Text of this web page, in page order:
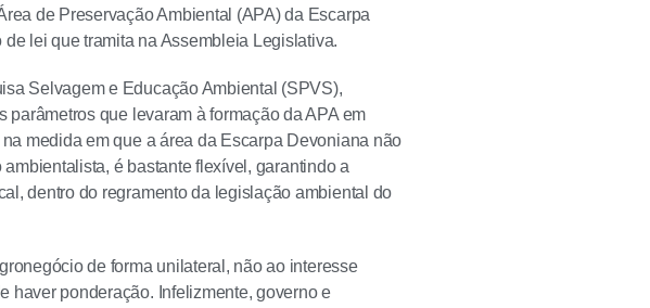
de Preservação Ambiental (APA) da Escarpa
lei que tramita na Assembleia Legislativa.
Selvagem e Educação Ambiental (SPVS),
que levaram à formação da APA em
medida em que a área da Escarpa Devoniana não
é bastante flexível, garantindo a
dentro do regramento da legislação ambiental do
de forma unilateral, não ao interesse
haver ponderação. Infelizmente, governo e